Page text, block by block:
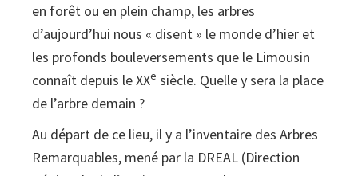
en forêt ou en plein champ, les arbres
d’aujourd’hui nous « disent » le monde d’hier et
les profonds bouleversements que le Limousin
connaît depuis le XXe siècle. Quelle y sera la place
de l’arbre demain ?
Au départ de ce lieu, il y a l’inventaire des Arbres
Remarquables, mené par la DREAL (Direction